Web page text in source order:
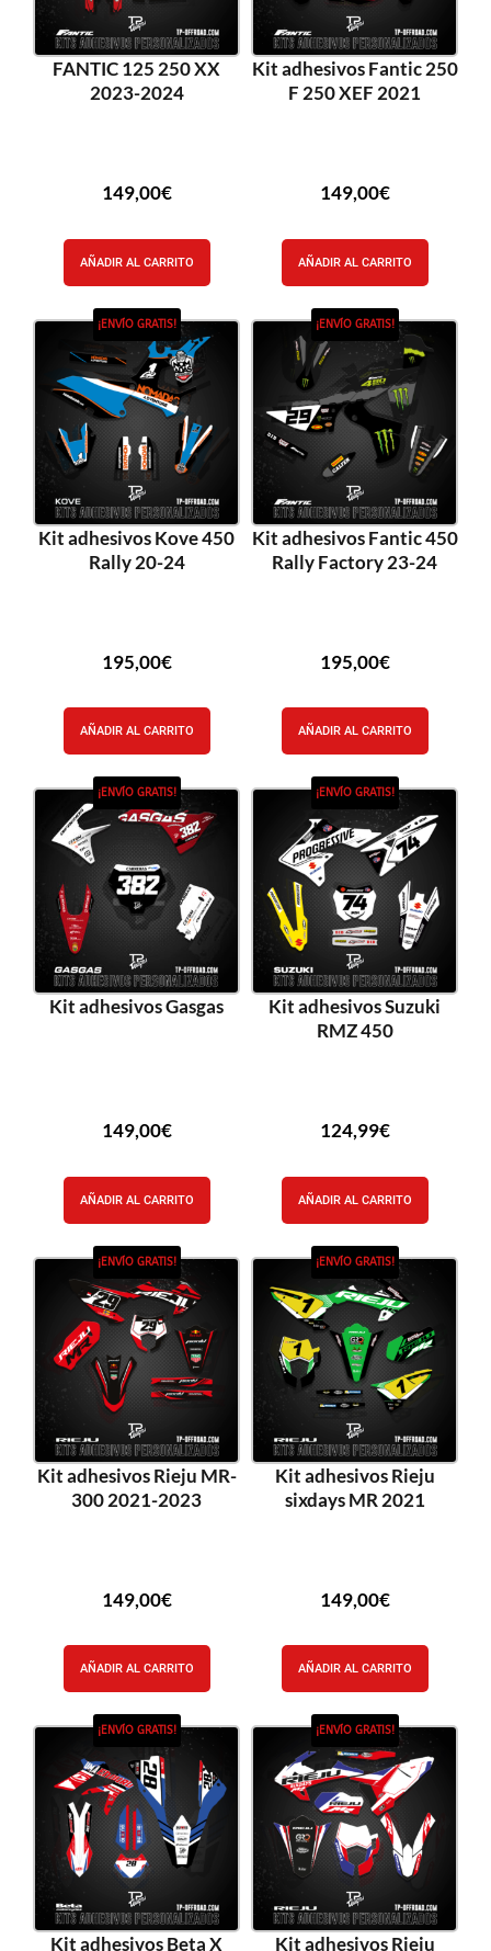
FANTIC 125 250 XX
2023-2024
149,00€
AÑADIR AL CARRITO
Kit adhesivos Fantic 250
F 250 XEF 2021
149,00€
AÑADIR AL CARRITO
¡ENVÍO GRATIS!
Kit adhesivos Kove 450
Rally 20-24
195,00€
AÑADIR AL CARRITO
¡ENVÍO GRATIS!
Kit adhesivos Fantic 450
Rally Factory 23-24
195,00€
AÑADIR AL CARRITO
¡ENVÍO GRATIS!
Kit adhesivos Gasgas
149,00€
AÑADIR AL CARRITO
¡ENVÍO GRATIS!
Kit adhesivos Suzuki
RMZ 450
124,99€
AÑADIR AL CARRITO
¡ENVÍO GRATIS!
Kit adhesivos Rieju MR-
300 2021-2023
149,00€
AÑADIR AL CARRITO
¡ENVÍO GRATIS!
Kit adhesivos Rieju
sixdays MR 2021
149,00€
AÑADIR AL CARRITO
¡ENVÍO GRATIS!
Kit adhesivos Beta X
¡ENVÍO GRATIS!
Kit adhesivos Rieju